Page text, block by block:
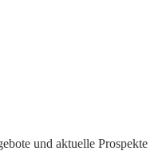
und aktuelle Prospekte